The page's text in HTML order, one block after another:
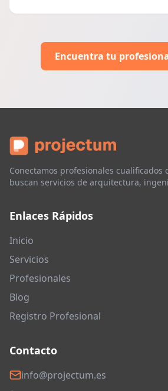
Encuentra tu
Conectamos profesionales cualificados
buscan servicios de arquitectura,
Enlaces Rápidos
Inicio
Servicios
Profesionales
Blog
Registro Profesional
Contacto
info@projectum.es